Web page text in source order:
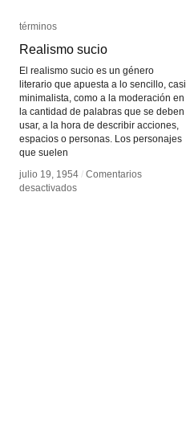
términos
Realismo sucio
El realismo sucio es un género
literario que apuesta a lo sencillo, casi
minimalista, como a la moderación en
la cantidad de palabras que se deben
usar, a la hora de describir acciones,
espacios o personas. Los personajes
que suelen
julio 19, 1954 / Comentarios
desactivadosen
términos
Realismo sucio
julio 19, 1954 / Comentarios
desactivadosen